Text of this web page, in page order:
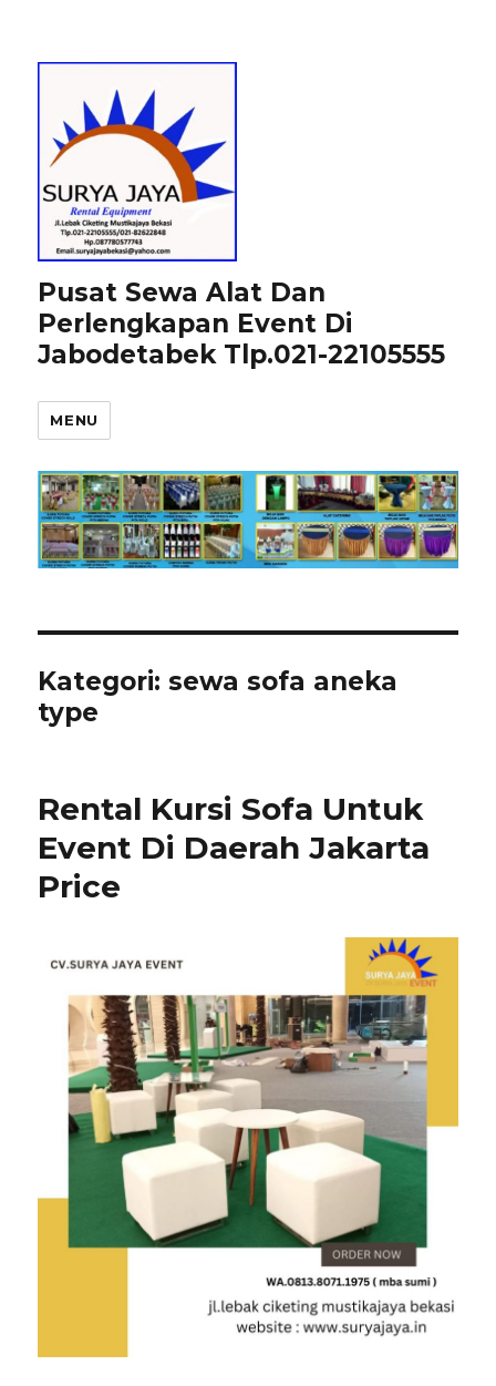
Pusat Sewa Alat Dan
Perlengkapan Event Di
Jabodetabek Tlp.021-22105555
MENU
Kategori:sewa sofa aneka
type
Rental Kursi Sofa Untuk
Event Di Daerah Jakarta
Price